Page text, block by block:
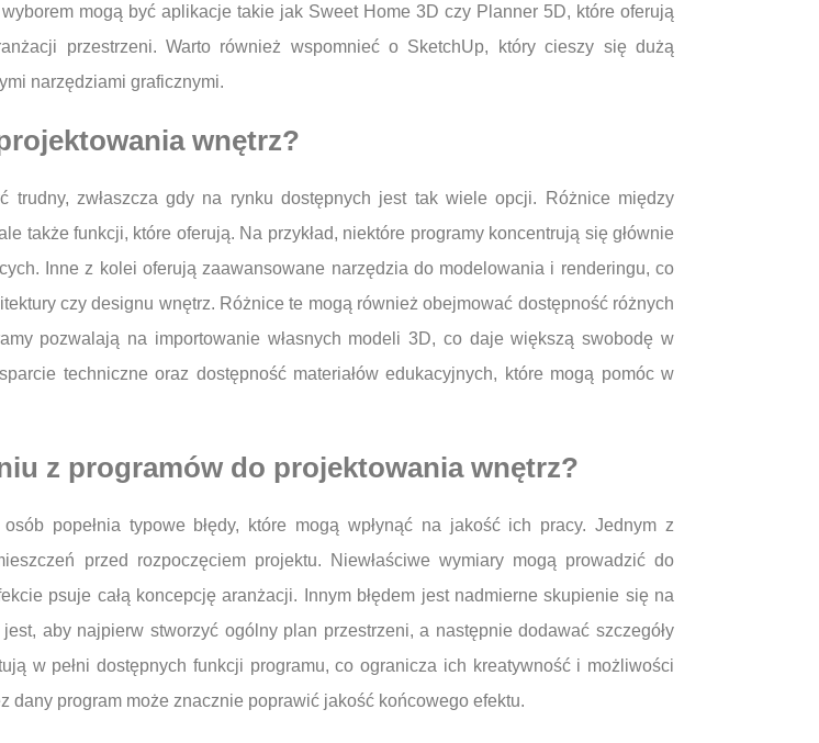
mogą być aplikacje takie jak Sweet Home 3D czy Planner 5D, które oferują
przestrzeni. Warto również wspomnieć o SketchUp, który cieszy się dużą
narzędziami graficznymi.
wnętrz?
zwłaszcza gdy na rynku dostępnych jest tak wiele opcji. Różnice między
także funkcji, które oferują. Na przykład, niektóre programy koncentrują się głównie
Inne z kolei oferują zaawansowane narzędzia do modelowania i renderingu, co
czy designu wnętrz. Różnice te mogą również obejmować dostępność różnych
pozwalają na importowanie własnych modeli 3D, co daje większą swobodę w
techniczne oraz dostępność materiałów edukacyjnych, które mogą pomóc w
z programów do projektowania wnętrz?
popełnia typowe błędy, które mogą wpłynąć na jakość ich pracy. Jednym z
przed rozpoczęciem projektu. Niewłaściwe wymiary mogą prowadzić do
psuje całą koncepcję aranżacji. Innym błędem jest nadmierne skupienie się na
aby najpierw stworzyć ogólny plan przestrzeni, a następnie dodawać szczegóły
w pełni dostępnych funkcji programu, co ogranicza ich kreatywność i możliwości
program może znacznie poprawić jakość końcowego efektu.